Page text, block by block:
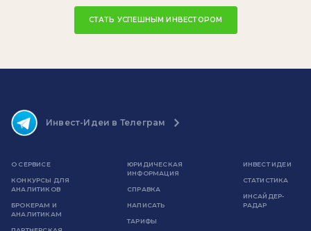
СТАТЬ УСПЕШНЫМ ИНВЕСТОРОМ
Инвест-Идеи в Телеграм
О СЕРВИСЕ
КОНКУРСЫ ДЛЯ
АНАЛИТИКОВ
БРОКЕРАМ И
АНАЛИТИКАМ
ЮРИДИЧЕСКАЯ
ИНФОРМАЦИЯ
СПРАВКА
НАПИСАТЬ
ТАРИФЫ
ИНВЕСТ ИДЕИ
СТАТИСТИКА
ИНСАЙДЕР-
РАДАР